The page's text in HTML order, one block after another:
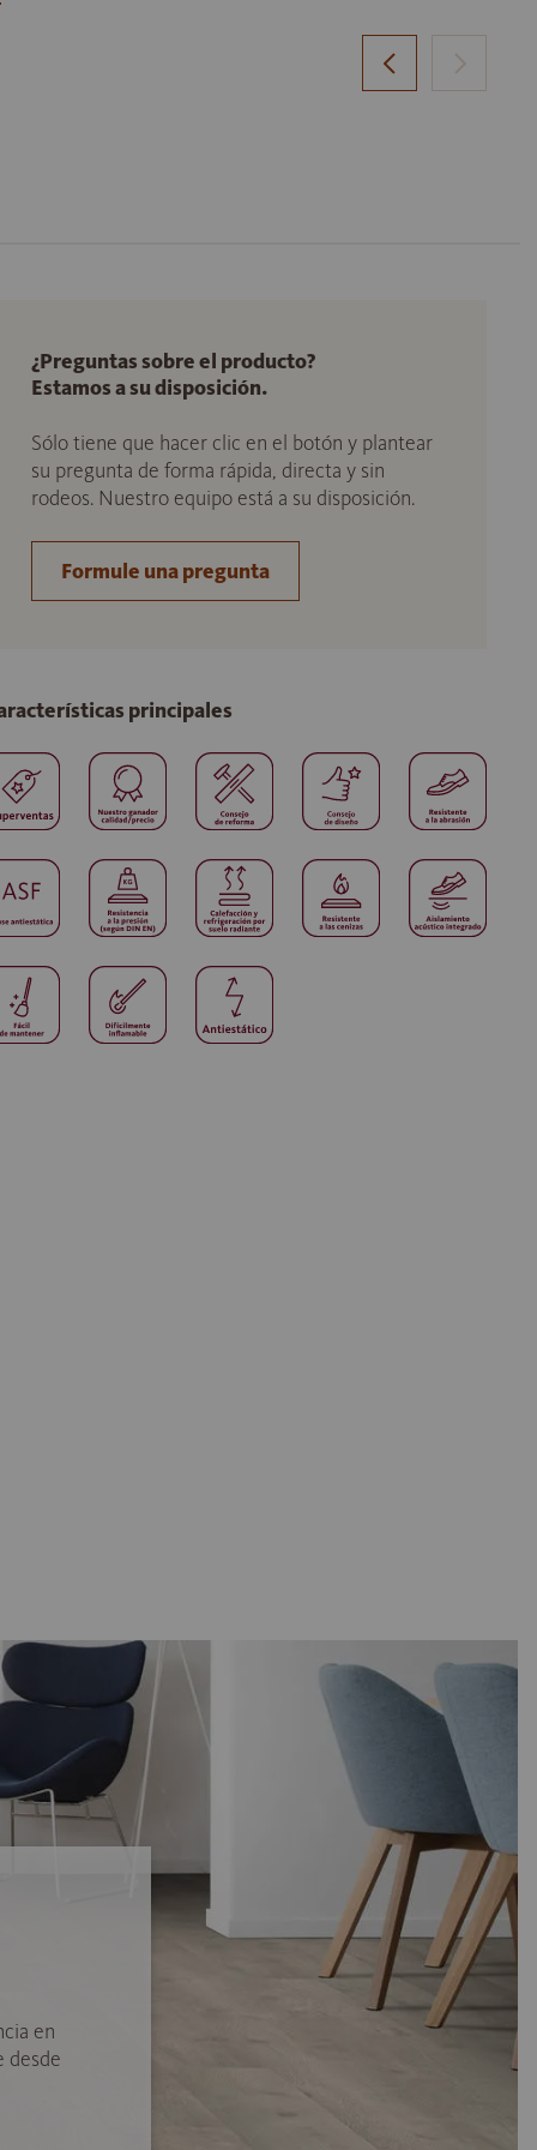
¿Preguntas sobre el producto?
Estamos a su disposición.
Sólo tiene que hacer clic en el botón y plantear
su pregunta de forma rápida, directa y sin
rodeos. Nuestro equipo está a su disposición.
Formule una pregunta
principales
en
desde